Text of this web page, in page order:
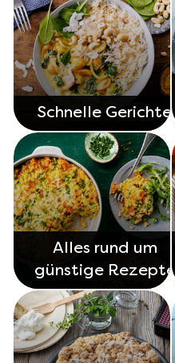
Schnelle Gerichte
Alles rund um
günstige Rezepte